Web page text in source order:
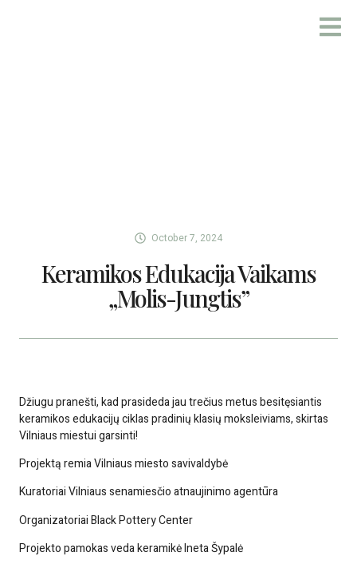
October 7, 2024
Keramikos Edukacija Vaikams
„Molis-Jungtis”
Džiugu pranešti, kad prasideda jau trečius metus besitęsiantis
keramikos edukacijų ciklas pradinių klasių moksleiviams, skirtas
Vilniaus miestui garsinti!
Projektą remiaVilniaus miesto savivaldybė
KuratoriaiVilniaus senamiesčio atnaujinimo agentūra
OrganizatoriaiBlack Pottery Center
Projekto pamokas veda keramikė Ineta Šypalė